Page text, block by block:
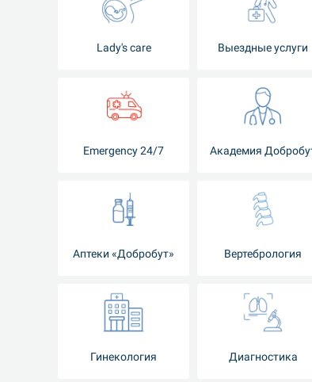
Lady's care Выездные услуги
Emergency 24/7 Академия
Аптеки «Добробут» Вертебрология
Гинекология Диагностика